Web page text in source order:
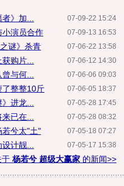
07-09-22 15:24
》加...
07-09-13 16:53
小演员合作
07-06-22 13:58
谜》杀青
07-06-12 14:30
购片...
07-06-06 09:03
与何...
07-06-05 18:37
了整整10斤
07-05-28 17:45
进龙...
07-05-28 08:32
已在...
07-05-18 07:27
若兮太"土"
07-05-17 15:38
计靓...
于 杨若兮 超级大赢家 的新闻>>